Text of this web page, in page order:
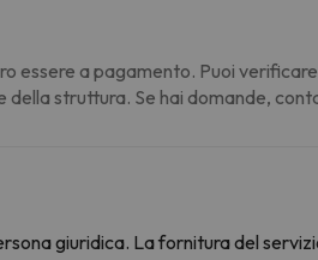
essere a pagamento. Puoi
struttura. Se hai domande,
giuridica. La fornitura del